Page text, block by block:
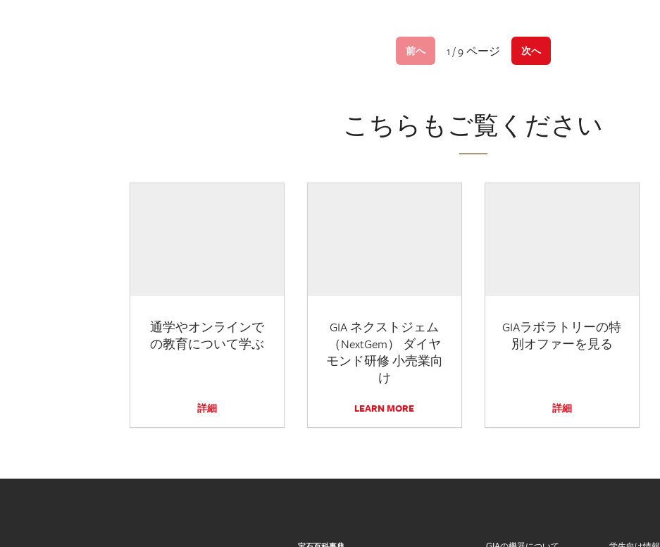
前へ 1 / 9 ページ 次へ
こちらもご覧ください
通学やオンラインで
の教育について学ぶ
詳細
GIA ネクストジェム
（NextGem） ダイヤ
モンド研修 小売業向
け
LEARN MORE
GIAラボラトリーの特
別オファーを見る
詳細